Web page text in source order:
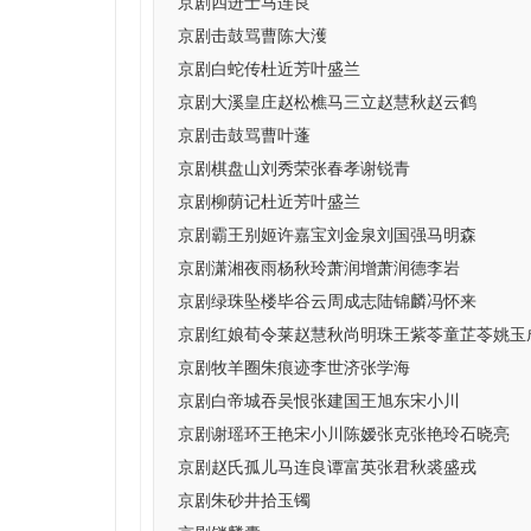
京剧击鼓骂曹陈大濩
京剧白蛇传杜近芳叶盛兰
京剧大溪皇庄赵松樵马三立赵慧秋赵云鹤
京剧击鼓骂曹叶蓬
京剧棋盘山刘秀荣张春孝谢锐青
京剧柳荫记杜近芳叶盛兰
京剧霸王别姬许嘉宝刘金泉刘国强马明森
京剧潇湘夜雨杨秋玲萧润增萧润德李岩
京剧绿珠坠楼毕谷云周成志陆锦麟冯怀来
京剧红娘荀令莱赵慧秋尚明珠王紫苓童芷苓姚玉
京剧牧羊圈朱痕迹李世济张学海
京剧白帝城吞吴恨张建国王旭东宋小川
京剧谢瑶环王艳宋小川陈嫒张克张艳玲石晓亮
京剧赵氏孤儿马连良谭富英张君秋裘盛戎
京剧朱砂井拾玉镯